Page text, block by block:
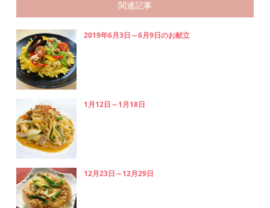
関連記事
2019年6月3日～6月9日のお献立
1月12日～1月18日
12月23日～12月29日